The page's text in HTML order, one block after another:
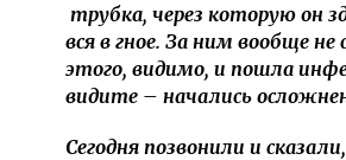
трубка, через которую он
вся в гное. За ним вообще не
этого, видимо, и пошла
видите – начались
Сегодня позвонили и